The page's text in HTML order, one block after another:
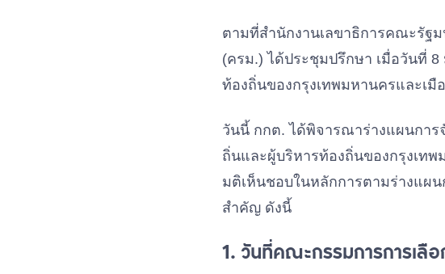
ตามที่สำนักงานเลขาธิการคณะรัฐ
(ครม.) ได้ประชุมปรึกษา เมื่อวันที่
ท้องถิ่นของกรุงเทพมหานครและเมื
วันนี้ กกต. ได้พิจารณาร่างแผนการ
ถิ่นและผู้บริหารท้องถิ่นของกรุงเท
มติเห็นชอบในหลักการตามร่างแผ
สำคัญ ดังนี้
1. วันที่คณะกรรมการการเลื